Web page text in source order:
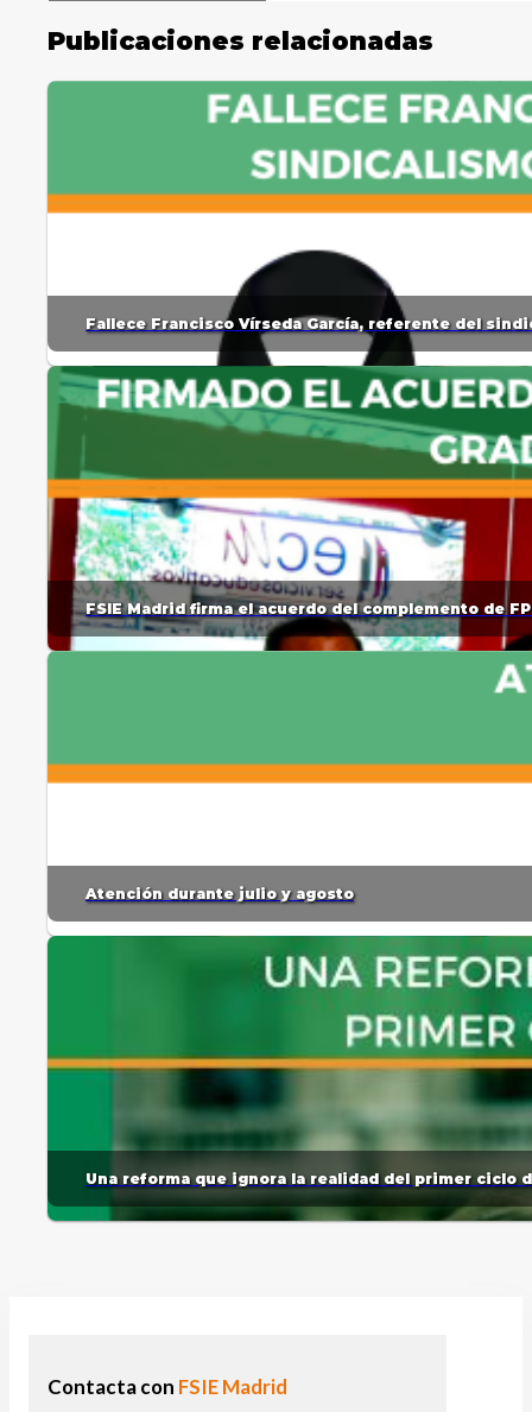
Publicaciones relacionadas
Fallece Francisco Vírseda García, referente del
FSIE Madrid firma el acuerdo del complemento de
Atención durante julio y agosto
Una reforma que ignora la realidad del primer ciclo
Contacta con FSIE Madrid